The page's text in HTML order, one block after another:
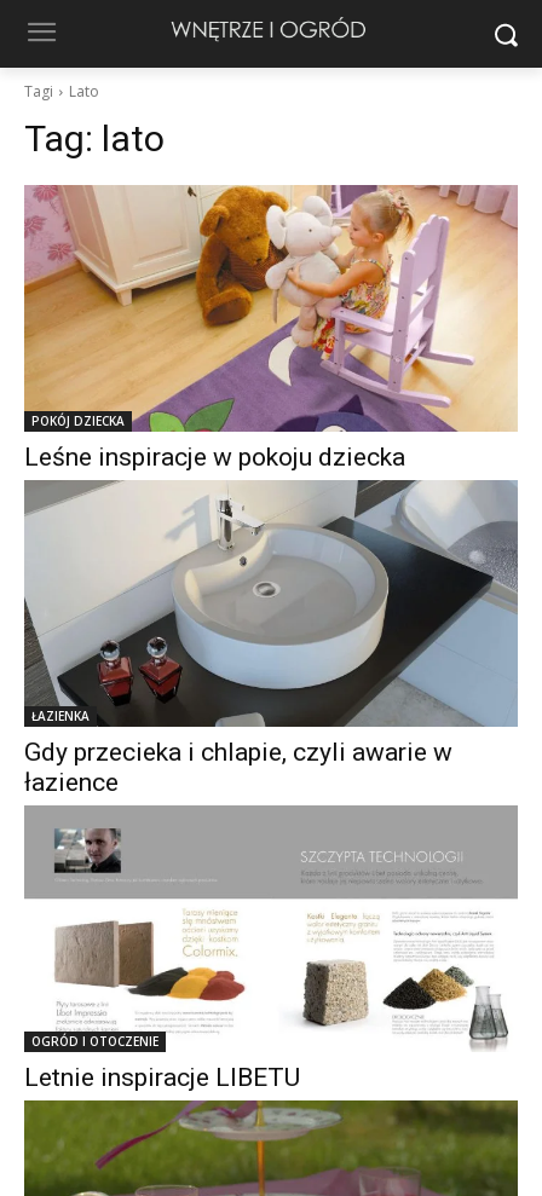
Tagi Lato
Tag: lato
POKÓJ DZIECKA
Leśne inspiracje w pokoju dziecka
ŁAZIENKA
Gdy przecieka i chlapie, czyli awarie w
łazience
OGRÓD I OTOCZENIE
Letnie inspiracje LIBETU